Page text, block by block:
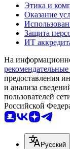
Этика и
Оказание
Защита
ИТ
На
предоставления
и анализа
пользователей
Российской
Русский